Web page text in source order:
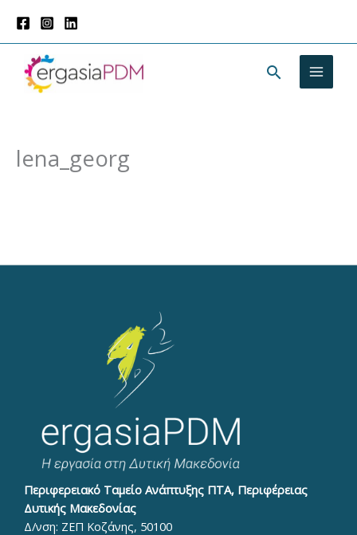
στο
περιεχόμενο
lena_georg
Περιφερειακό Ταμείο Ανάπτυξης ΠΤΑ, Περιφέρειας
Δυτικής Μακεδονίας
Δ/νση: ΖΕΠ Κοζάνης, 50100